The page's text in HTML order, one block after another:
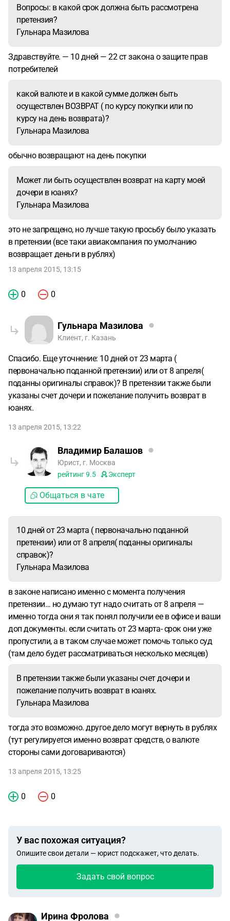
дочери в юанях? Спасибо
Вопросы: в какой срок должна быть рассмотрена
претензия?
Гульнара Мазилова
Здравствуйте. — 10 дней — 22 ст закона о защите прав
потребителей
какой валюте и в какой сумме должен быть
осуществлен ВОЗВРАТ ( по курсу покупки или по
курсу на день возврата)?
Гульнара Мазилова
обычно возвращают на день покупки
Может ли быть осуществлен возврат на карту моей
дочери в юанях?
Гульнара Мазилова
это не запрещено, но лучше такую просьбу было указать
в претензии (все таки авиакомпания по умолчанию
возвращает деньги в рублях)
13 апреля 2015, 13:15
0 0
Гульнара Мазилова
Клиент, г. Казань
Спасибо. Еще уточнение: 10 дней от 23 марта (
первоначально поданной претензии) или от 8 апреля(
поданны оригиналы справок)? В претензии также были
указаны счет дочери и пожелание получить возврат в
юанях.
13 апреля 2015, 13:22
Владимир Балашов
Юрист, г. Москва
рейтинг9.5 Эксперт
Общаться в чате
10 дней от 23 марта ( первоначально поданной
претензии) или от 8 апреля( поданны оригиналы
справок)?
Гульнара Мазилова
в законе написано именно с момента получения
претензии… но думаю тут надо считать от 8 апреля —
именно тогда они я так понял получили ее в офисе и ваши
доп документы. если считать от 23 марта- срок они уже
пропустили, а в таком случае может помочь только суд
(там дело будет рассматриваться несколько месяцев)
В претензии также были указаны счет дочери и
пожелание получить возврат в юанях.
Гульнара Мазилова
тогда это возможно. другое дело могут вернуть в рублях
(тут регулируется именно возврат средств, о валюте
стороны сами договариваются)
13 апреля 2015, 13:25
0 0
У вас похожая ситуация?
Опишите свои детали — юрист подскажет, что делать.
Задать свой вопрос
Ирина Фролова